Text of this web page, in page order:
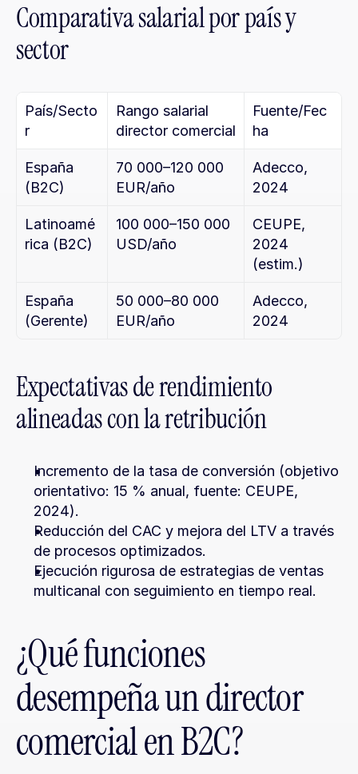
Comparativa salarial por país y
sector
País/Secto
r
Rango salarial
director comercial
Fuente/Fec
ha
España
(B2C)
70 000–120 000
EUR/año
Adecco,
2024
Latinoamé
rica (B2C)
100 000–150 000
USD/año
CEUPE,
2024
(estim.)
España
(Gerente)
50 000–80 000
EUR/año
Adecco,
2024
Expectativas de rendimiento
alineadas con la retribución
Incremento de la tasa de conversión (objetivo
orientativo: 15 % anual, fuente: CEUPE,
2024).
Reducción del CAC y mejora del LTV a través
de procesos optimizados.
Ejecución rigurosa de estrategias de ventas
multicanal con seguimiento en tiempo real.
¿Qué funciones
desempeña un director
comercial en B2C?